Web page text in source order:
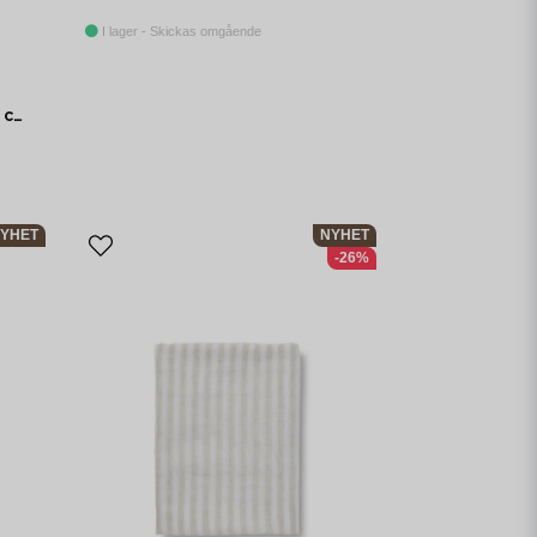
Boel & Jan Kullavik Duk Ø170 cm Gul
I lager - Skickas omgående
NYHET
-26%